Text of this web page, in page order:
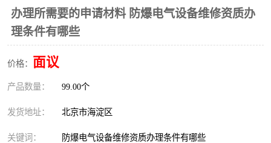
办理所需要的申请材料 防爆电气设备维修资质办
理条件有哪些
价格： 面议
产品数量： 99.00个
发货地址： 北京市海淀区
关键词： 防爆电气设备维修资质办理条件有哪些